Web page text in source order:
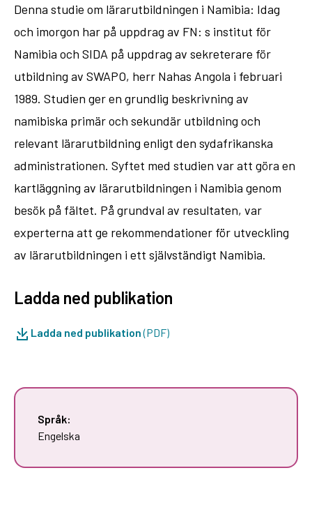
Denna studie om lärarutbildningen i Namibia: Idag
och imorgon har på uppdrag av FN: s institut för
Namibia och SIDA på uppdrag av sekreterare för
utbildning av SWAPO, herr Nahas Angola i februari
1989. Studien ger en grundlig beskrivning av
namibiska primär och sekundär utbildning och
relevant lärarutbildning enligt den sydafrikanska
administrationen. Syftet med studien var att göra en
kartläggning av lärarutbildningen i Namibia genom
besök på fältet. På grundval av resultaten, var
experterna att ge rekommendationer för utveckling
av lärarutbildningen i ett självständigt Namibia.
Ladda ned publikation
Ladda ned publikation(PDF)
Språk:
Engelska